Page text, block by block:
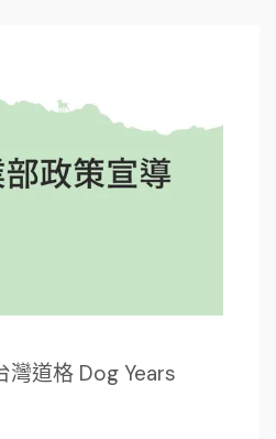
道格 Dog Years